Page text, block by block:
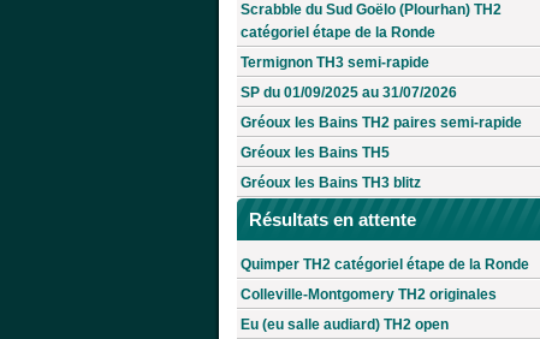
Scrabble du Sud Goëlo (Plourhan) TH2
catégoriel étape de la Ronde
Termignon TH3 semi-rapide
SP du 01/09/2025 au 31/07/2026
Gréoux les Bains TH2 paires semi-rapide
Gréoux les Bains TH5
Gréoux les Bains TH3 blitz
Résultats en attente
Quimper TH2 catégoriel étape de la Ronde
Colleville-Montgomery TH2 originales
Eu (eu salle audiard) TH2 open